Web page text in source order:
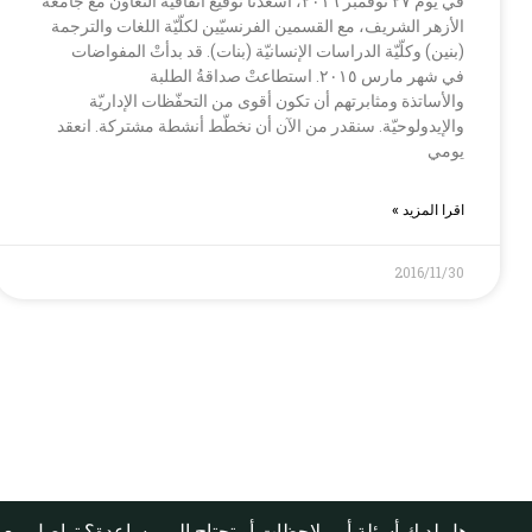
الأزهر الشريف، مع القسمين الفرنسيّين لكلّيّة اللغات والترجمة
(بنين) وكلّيّة الدراسات الإنسانيّة (بنات). قد بدأتْ المفواضات
في شهر مارس ٢٠١٥. استطاعتْ صداقةُ الطلبة
والأساتذة ومثابرتهم أن تكون أقوى من التحفّظات الإداريّة
والإيدولوحيّة. سنقدر من الآن أن نخطّط أنشطة مشتركة. انعقد
يومي
اقرا المزيد »
2016/11/30